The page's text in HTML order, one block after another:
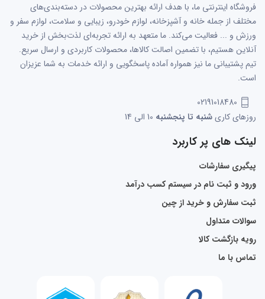
فروشگاه اینترنتی ما، با هدف ارائه بهترین محصولات در دسته‌بندی‌های
مختلف از جمله خانه و آشپزخانه، لوازم خودرو، زیبایی و سلامت، لوازم سفر و
ورزش و ... فعالیت می‌کند. ما متعهد به ارائه تجربه‌ای لذت‌بخش از خرید
آنلاین هستیم، با تضمین اصالت کالاها، محصولات کاربردی و ارسال سریع.
تیم پشتیبانی ما نیز همواره آماده پاسخگویی و ارائه خدمات به شما عزیزان
است.
02191018480
روزهای کاریشنبه تا پنجشنبه
لینک های پر کاربرد
پیگیری سفارشات
ورود و ثبت نام در سیستم کسب درآمد
ثبت سفارش و خرید از چین
سوالات متداول
رویه بازگشت کالا
تماس با ما